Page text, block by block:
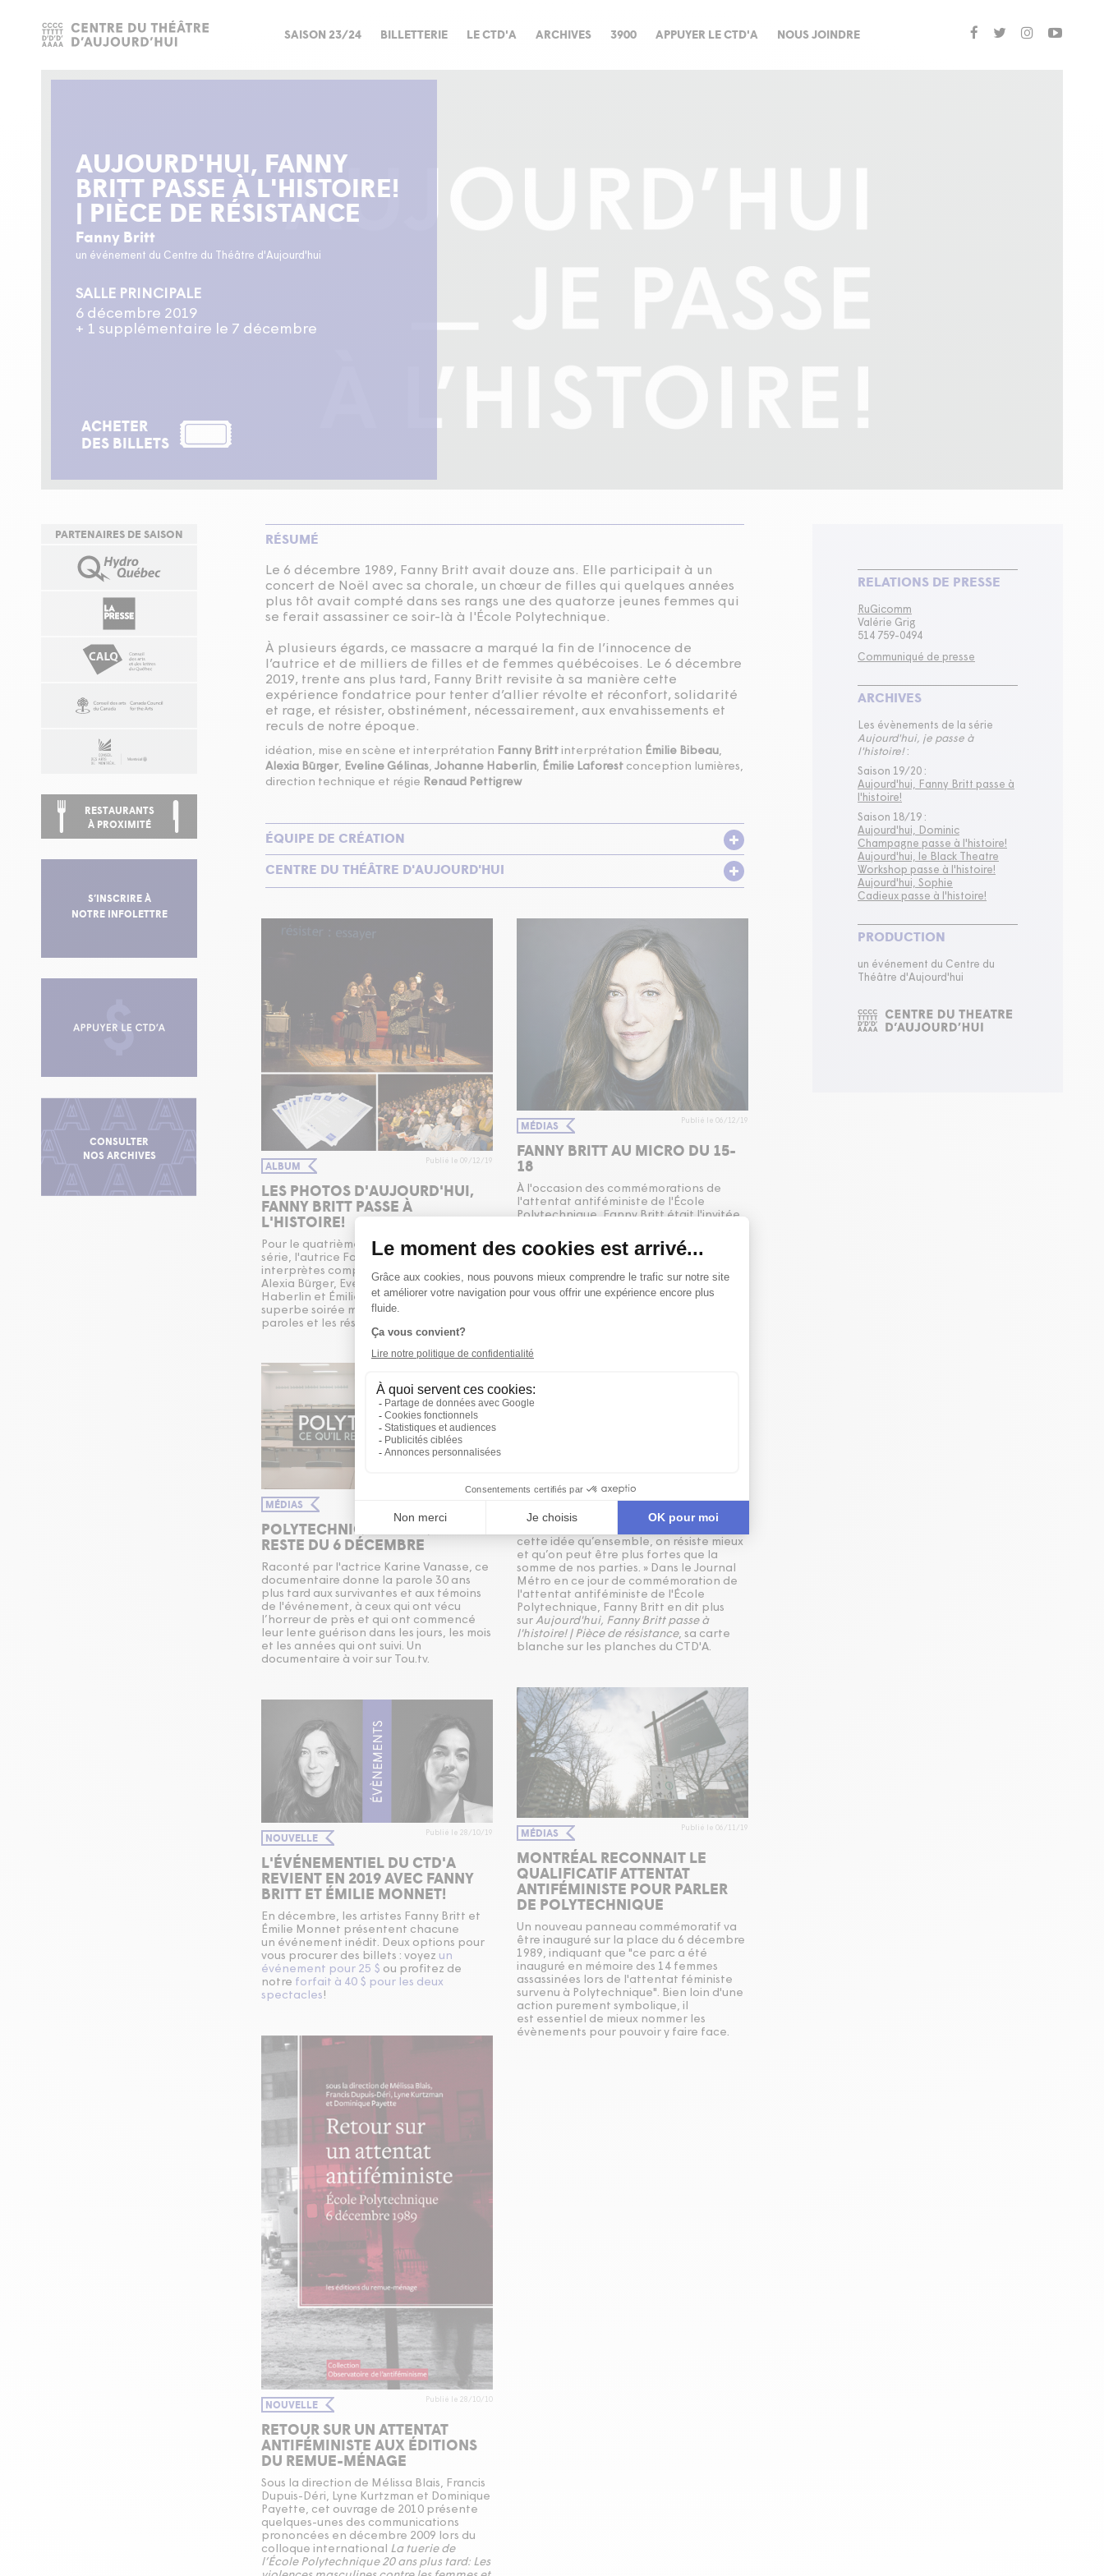
SAISON 23/24 BILLETTERIE LE CTD'A ARCHIVES 3900 APPUYER LE CTD'A NOUS JOINDRE
AUJOURD'HUI, FANNY
BRITT PASSE À L'HISTOIRE!
| PIÈCE DE RÉSISTANCE
Fanny Britt
un événement du Centre du Théâtre d'Aujourd'hui
SALLE PRINCIPALE
6 décembre 2019
+ 1 supplémentaire le 7 décembre
ACHETER
DES BILLETS
PARTENAIRES DE SAISON
RESTAURANTS
À PROXIMITÉ
S’INSCRIRE À
NOTRE INFOLETTRE
CONSULTER
NOS ARCHIVES
RÉSUMÉ
Le 6 décembre 1989, Fanny Britt avait douze ans. Elle participait à un
concert de Noël avec sa chorale, un chœur de filles qui quelques années
plus tôt avait compté dans ses rangs une des quatorze jeunes femmes qui
se ferait assassiner ce soir-là à l'École Polytechnique.
À plusieurs égards, ce massacre a marqué la fin de l’innocence de
l’autrice et de milliers de filles et de femmes québécoises. Le 6 décembre
2019, trente ans plus tard, Fanny Britt revisite à sa manière cette
expérience fondatrice pour tenter d’allier révolte et réconfort, solidarité
et rage, et résister, obstinément, nécessairement, aux envahissements et
reculs de notre époque.
idéation, mise en scène et interprétation Fanny Britt interprétation Émilie Bibeau,
Alexia Bürger, Eveline Gélinas, Johanne Haberlin, Émilie Laforest conception lumières,
direction technique et régie Renaud Pettigrew
ÉQUIPE DE CRÉATION
CENTRE DU THÉÂTRE D'AUJOURD'HUI
ALBUM Publié le 09/12/19
LES PHOTOS D'AUJOURD'HUI,
FANNY BRITT PASSE À
L'HISTOIRE!
Pour le quatrième événement de cette
série, l'autrice Fanny Britt et ses
interprètes complices Émilie Bibeau,
Alexia Bürger, Eveline Gélinas, Johanne
Haberlin et Émilie Laforest ont livré une
superbe soirée mettant en valeur les
paroles et les résistances féminines.
MÉDIAS Publié le 06/12/19
FANNY BRITT AU MICRO DU 15-
18
À l'occasion des commémorations de
l'attentat antiféministe de l'École
Polytechnique, Fanny Britt était l'invitée
pour aborder ce douloureux souvenir,
point de départ de son événement
| Pièce de résistance .
FANNY BRITT EN ENTREVUE
DANS LE JOURNAL MÉTRO
cette idée qu’ensemble, on résiste mieux
et qu’on peut être plus fortes que la
somme de nos parties. » Dans le Journal
Métro en ce jour de commémoration de
l'attentat antiféministe de l'École
Polytechnique, Fanny Britt en dit plus
sur Aujourd'hui, Fanny Britt passe à
l'histoire! | Pièce de résistance, sa carte
blanche sur les planches du CTD'A.
MÉDIAS
POLYTECHNIQUE : CE QU'IL
RESTE DU 6 DÉCEMBRE
Raconté par l'actrice Karine Vanasse, ce
documentaire donne la parole 30 ans
plus tard aux survivantes et aux témoins
de l'événement, à ceux qui ont vécu
l’horreur de près et qui ont commencé
leur lente guérison dans les jours, les mois
et les années qui ont suivi. Un
documentaire à voir sur Tou.tv.
MÉDIAS Publié le 06/11/19
MONTRÉAL RECONNAIT LE
QUALIFICATIF ATTENTAT
ANTIFÉMINISTE POUR PARLER
DE POLYTECHNIQUE
Un nouveau panneau commémoratif va
être inauguré sur la place du 6 décembre
1989, indiquant que "ce parc a été
inauguré en mémoire des 14 femmes
assassinées lors de l'attentat féministe
survenu à Polytechnique". Bien loin d'une
action purement symbolique, il
est essentiel de mieux nommer les
évènements pour pouvoir y faire face.
NOUVELLE Publié le 28/10/19
L'ÉVÉNEMENTIEL DU CTD'A
REVIENT EN 2019 AVEC FANNY
BRITT ET ÉMILIE MONNET!
En décembre, les artistes Fanny Britt et
Émilie Monnet présentent chacune
un événement inédit. Deux options pour
vous procurer des billets : voyez un
événement pour 25 $ ou profitez de
notre forfait à 40 $ pour les deux
spectacles !
NOUVELLE Publié le 28/10/10
RETOUR SUR UN ATTENTAT
ANTIFÉMINISTE AUX ÉDITIONS
DU REMUE-MÉNAGE
Sous la direction de Mélissa Blais, Francis
Dupuis-Déri, Lyne Kurtzman et Dominique
Payette, cet ouvrage de 2010 présente
quelques-unes des communications
prononcées en décembre 2009 lors du
colloque international La tuerie de
l’École Polytechnique 20 ans plus tard: Les
RELATIONS DE PRESSE
RuGicomm
Valérie Grig
514 759-0494
Communiqué de presse
ARCHIVES
Les évènements de la série
Aujourd'hui, je passe à
l'histoire!:
Saison 19/20 :
Aujourd'hui, Fanny Britt passe à
l'histoire!
Saison 18/19 :
Aujourd'hui, Dominic
Champagne passe à l'histoire!
Aujourd'hui, le Black Theatre
Workshop passe à l'histoire!
Aujourd'hui, Sophie
Cadieux passe à l'histoire!
PRODUCTION
un événement du Centre du
Théâtre d'Aujourd'hui